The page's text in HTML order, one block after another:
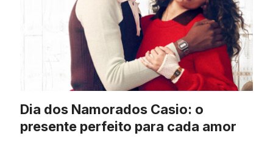
Dia dos Namorados Casio: o
presente perfeito para cada amor